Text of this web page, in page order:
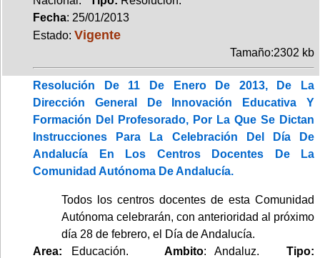
Fecha: 25/01/2013
Estado: Vigente
Tamaño:2302 kb
Resolución De 11 De Enero De 2013, De La
Dirección General De Innovación Educativa Y
Formación Del Profesorado, Por La Que Se Dictan
Instrucciones Para La Celebración Del Día De
Andalucía En Los Centros Docentes De La
Comunidad Autónoma De Andalucía.
Todos los centros docentes de esta Comunidad
Autónoma celebrarán, con anterioridad al próximo
día 28 de febrero, el Día de Andalucía.
Area: Educación. Ambito: Andaluz.Tipo: